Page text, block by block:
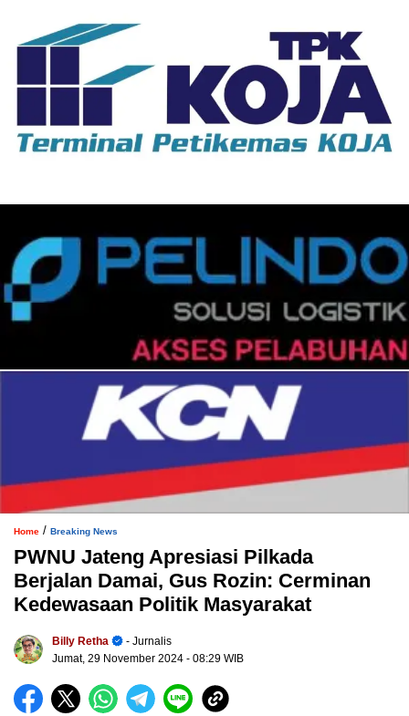
Home / Breaking News
PWNU Jateng Apresiasi Pilkada
Berjalan Damai, Gus Rozin: Cerminan
Kedewasaan Politik Masyarakat
Billy Retha
- Jurnalis
Jumat, 29 November 2024 - 08:29 WIB